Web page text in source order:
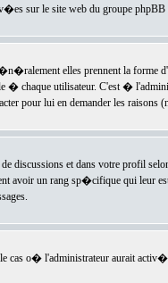
sur le site web du groupe phpBB
elles prennent la forme
chaque utilisateur. C'est �
pour lui en demander les raisons
discussions et dans votre profil
avoir un rang sp�cifique qui leur
o� l'administrateur aurait